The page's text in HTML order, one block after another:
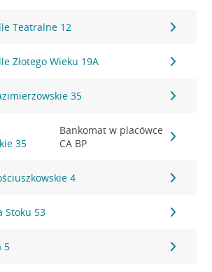
Teatralne 12
Złotego Wieku 19A
35
35
Bankomat w placówce
CA BP
4
Stoku 53
5